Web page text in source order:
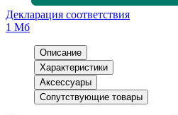
Декларация соответствия
1 Мб
Описание
Характеристики
Аксессуары
Сопутствующие товары